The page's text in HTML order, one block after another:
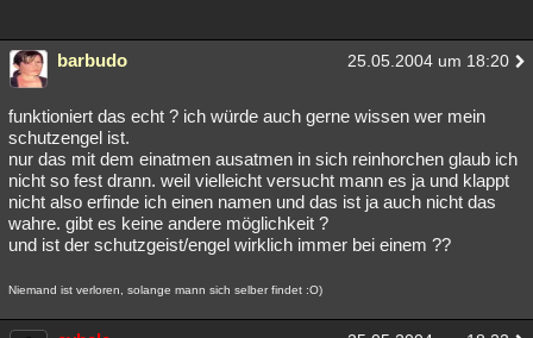
barbudo 25.05.2004 um 18:20
funktioniert das echt ? ich würde auch gerne wissen wer mein
schutzengel ist.
nur das mit dem einatmen ausatmen in sich reinhorchen glaub ich
nicht so fest drann. weil vielleicht versucht mann es ja und klappt
nicht also erfinde ich einen namen und das ist ja auch nicht das
wahre. gibt es keine andere möglichkeit ?
und ist der schutzgeist/engel wirklich immer bei einem ??
Niemand ist verloren, solange mann sich selber findet :O)